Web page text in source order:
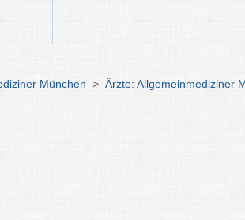
München > Ärzte: Allgemeinmediziner